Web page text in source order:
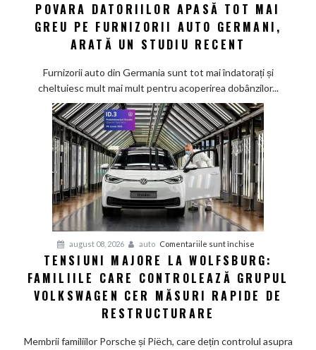
Povara
datoriilor
mai
greu
furnizorii
auto
germani,
arată
un
studiu
recent
POVARA DATORIILOR APASĂ TOT MAI
GREU PE FURNIZORII AUTO GERMANI,
ARATĂ UN STUDIU RECENT
Furnizorii auto din Germania sunt tot mai îndatorați și
cheltuiesc mult mai mult pentru acoperirea dobânzilor...
august 08, 2026 auto Comentariile sunt închise
Tensiuni
majore
la
care
TENSIUNI MAJORE LA WOLFSBURG:
FAMILIILE CARE CONTROLEAZĂ GRUPUL
VOLKSWAGEN CER MĂSURI RAPIDE DE
RESTRUCTURARE
Membrii familiilor Porsche și Piëch, care dețin controlul asupra